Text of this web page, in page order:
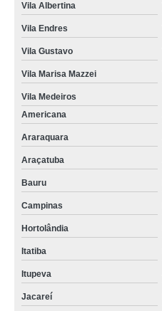
Vila Albertina
Vila Endres
Vila Gustavo
Vila Marisa Mazzei
Vila Medeiros
Americana
Araraquara
Araçatuba
Bauru
Campinas
Hortolândia
Itatiba
Itupeva
Jacareí